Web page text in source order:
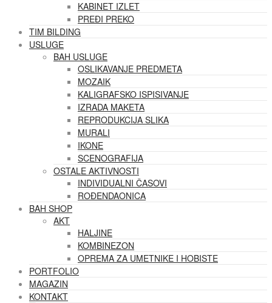
KABINET IZLET
PREĐI PREKO
TIM BILDING
USLUGE
BAH USLUGE
OSLIKAVANJE PREDMETA
MOZAIK
KALIGRAFSKO ISPISIVANJE
IZRADA MAKETA
REPRODUKCIJA SLIKA
MURALI
IKONE
SCENOGRAFIJA
OSTALE AKTIVNOSTI
INDIVIDUALNI ČASOVI
ROĐENDAONICA
BAH SHOP
AKT
HALJINE
KOMBINEZON
OPREMA ZA UMETNIKE I HOBISTE
PORTFOLIO
MAGAZIN
KONTAKT